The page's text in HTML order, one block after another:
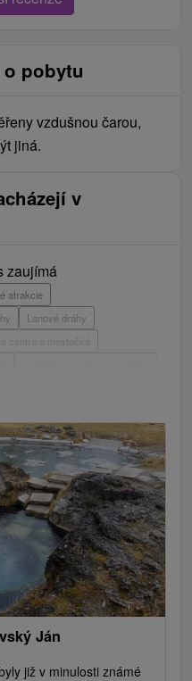
o pobytu
vzdušnou čarou,
jiná.
v
zaujímá
atrakcie
Lanové dráhy
centrá a mestečká
lety a plavby
Štíty
pamiatky
Pamätníky
Divadlá
Jazda na koni
Horské chaty
Sakrálne miesta
Lyžiarske strediská
Amfiteátre a kiná v prírode
Ján
již v minulosti známé